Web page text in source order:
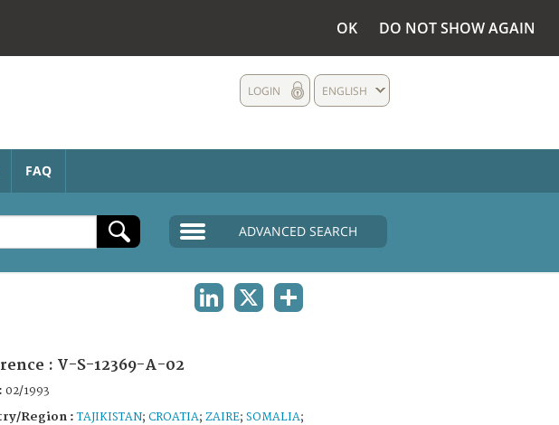
OK DO NOT SHOW AGAIN
ENGLISH
LOGIN
FAQ
ADVANCED SEARCH
: V-S-12369-A-02
02/1993
Region :TAJIKISTAN; CROATIA; ZAIRE; SOMALIA;